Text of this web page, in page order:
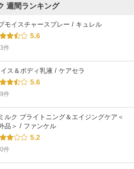
週間ランキング
モイスチャースプレー / キュレル
5.6
件
ス＆ボディ乳液 / ケアセラ
5.6
件
ルク ブライトニング＆エイジングケア＜
品＞ / ファンケル
5.2
件